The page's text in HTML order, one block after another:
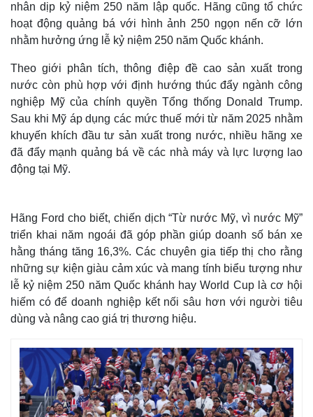
nhân dịp kỷ niệm 250 năm lập quốc. Hãng cũng tổ chức
hoạt động quảng bá với hình ảnh 250 ngọn nến cỡ lớn
nhằm hưởng ứng lễ kỷ niệm 250 năm Quốc khánh.
Theo giới phân tích, thông điệp đề cao sản xuất trong
nước còn phù hợp với định hướng thúc đẩy ngành công
nghiệp Mỹ của chính quyền Tổng thống Donald Trump.
Sau khi Mỹ áp dụng các mức thuế mới từ năm 2025 nhằm
khuyến khích đầu tư sản xuất trong nước, nhiều hãng xe
đã đẩy mạnh quảng bá về các nhà máy và lực lượng lao
động tại Mỹ.
Hãng Ford cho biết, chiến dịch “Từ nước Mỹ, vì nước Mỹ”
triển khai năm ngoái đã góp phần giúp doanh số bán xe
hằng tháng tăng 16,3%. Các chuyên gia tiếp thị cho rằng
những sự kiện giàu cảm xúc và mang tính biểu tượng như
lễ kỷ niệm 250 năm Quốc khánh hay World Cup là cơ hội
hiếm có để doanh nghiệp kết nối sâu hơn với người tiêu
dùng và nâng cao giá trị thương hiệu.